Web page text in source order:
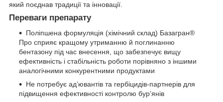
який поєднав традиції та інновації.
Переваги препарату
Поліпшена формуляція (хімічний склад) Базагран®
Про сприяє кращому утриманню й поглинанню
бентазону під час внесення, що забезпечує вищу
ефективність і стабільність роботи порівняно з іншими
аналогічними конкурентними продуктами
Не потребує ад’ювантів та гербіцидів-партнерів для
підвищення ефективності контролю бур’янів